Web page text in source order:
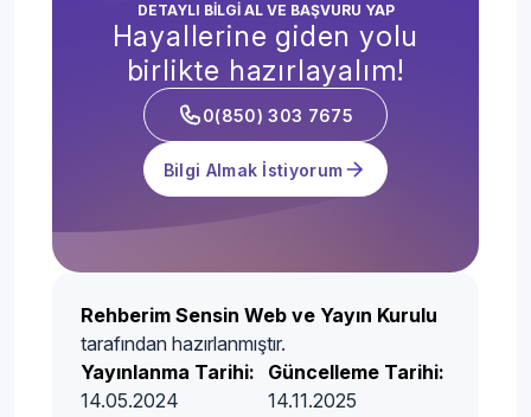
DETAYLI BİLGİ AL VE BAŞVURU YAP
Hayallerine giden yolu
birlikte hazırlayalım!
0(850) 303 7675
Bilgi Almak İstiyorum
Rehberim Sensin Web ve Yayın Kurulu
tarafından hazırlanmıştır.
Yayınlanma Tarihi:
14.05.2024
Güncelleme Tarihi:
14.11.2025